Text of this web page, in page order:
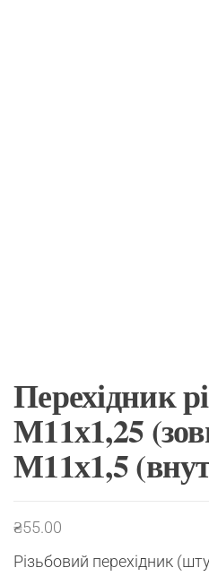
Перехідник
М11х1,25
М11х1,5
₴55.00
Різьбовий перехідник